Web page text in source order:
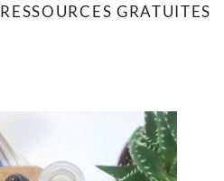
RESSOURCES GRATUITES